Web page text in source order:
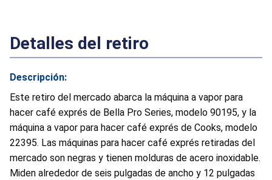
Detalles del retiro
Descripción:
Este retiro del mercado abarca la máquina a vapor para
hacer café exprés de Bella Pro Series, modelo 90195, y la
máquina a vapor para hacer café exprés de Cooks, modelo
22395. Las máquinas para hacer café exprés retiradas del
mercado son negras y tienen molduras de acero inoxidable.
Miden alrededor de seis pulgadas de ancho y 12 pulgadas